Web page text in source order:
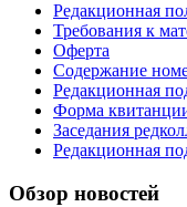
Редакционная
Требования к
Оферта
Содержание
Редакционная
Форма
Заседания
Редакционная
Обзор новостей